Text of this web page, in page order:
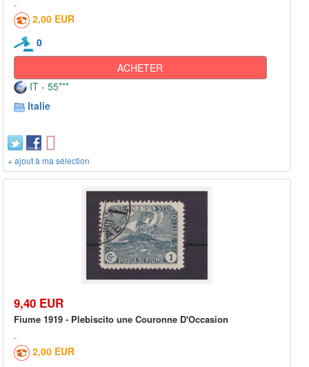
2,00 EUR
0
ACHETER
IT - 55***
Italie
+ ajout à ma sélection
9,40 EUR
Fiume 1919 - Plebiscito une Couronne D'Occasion
2,00 EUR